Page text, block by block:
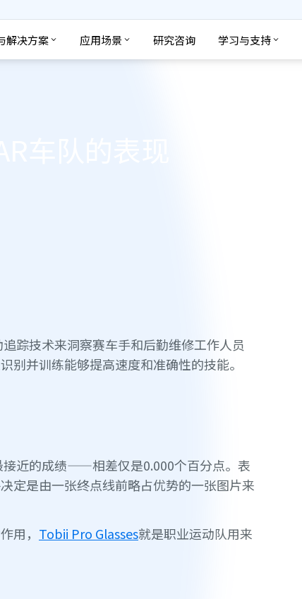
解决方案 应用场景 研究咨询 学习与支持
踪技术来洞察赛车手和后勤维修工作人员
别并训练能够提高速度和准确性的技能。
接近的成绩——相差仅是0.000个百分点。表
定是由一张终点线前略占优势的一张图片来
用， Tobii Pro Glasses就是职业运动队用来